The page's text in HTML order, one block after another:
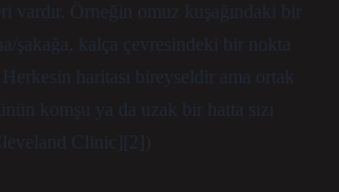
vardır. Örneğin omuz kuşağındaki bir
şakağa, kalça çevresindeki bir nokta
haritası bireyseldir ama ortak
komşu ya da uzak bir hatta sızı
Clinic][2])